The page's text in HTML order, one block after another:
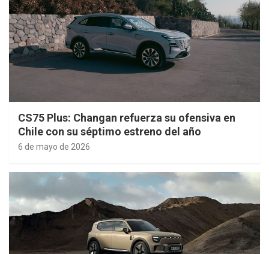
CS75 Plus: Changan refuerza su ofensiva en
Chile con su séptimo estreno del año
6 de mayo de 2026